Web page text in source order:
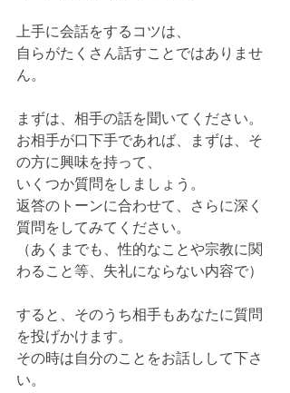
上手に会話をするコツは、
自らがたくさん話すことではありませ
ん。
まずは、相手の話を聞いてください。
お相手が口下手であれば、まずは、そ
の方に興味を持って、
いくつか質問をしましょう。
返答のトーンに合わせて、さらに深く
質問をしてみてください。
（あくまでも、性的なことや宗教に関
わること等、失礼にならない内容で）
すると、そのうち相手もあなたに質問
を投げかけます。
その時は自分のことをお話しして下さ
い。